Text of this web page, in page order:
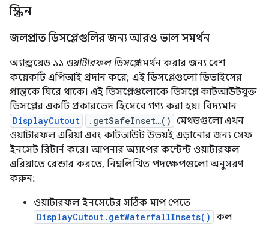
স্ক্রিন
জলপ্রপাত ডিসপ্লেগুলির জন্য আরও ভাল সমর্থন
অ্যান্ড্রয়েড ১১ ওয়াটারফল ডিসপ্লেসমর্থন করার জন্য বেশ
কয়েকটি এপিআই প্রদান করে; এই ডিসপ্লেগুলো ডিভাইসের
প্রান্তকে ঘিরে থাকে। এই ডিসপ্লেগুলোকে ডিসপ্লে কাটআউটযুক্ত
ডিসপ্লের একটি প্রকারভেদ হিসেবে গণ্য করা হয়। বিদ্যমান
DisplayCutout .getSafeInset…() মেথডগুলো এখন
ওয়াটারফল এরিয়া এবং কাটআউট উভয়ই এড়ানোর জন্য সেফ
ইনসেট রিটার্ন করে। আপনার অ্যাপের কন্টেন্ট ওয়াটারফল
এরিয়াতে রেন্ডার করতে, নিম্নলিখিত পদক্ষেপগুলো অনুসরণ
করুন:
ওয়াটারফল ইনসেটের সঠিক মাপ পেতে
DisplayCutout.getWaterfallInsets() কল